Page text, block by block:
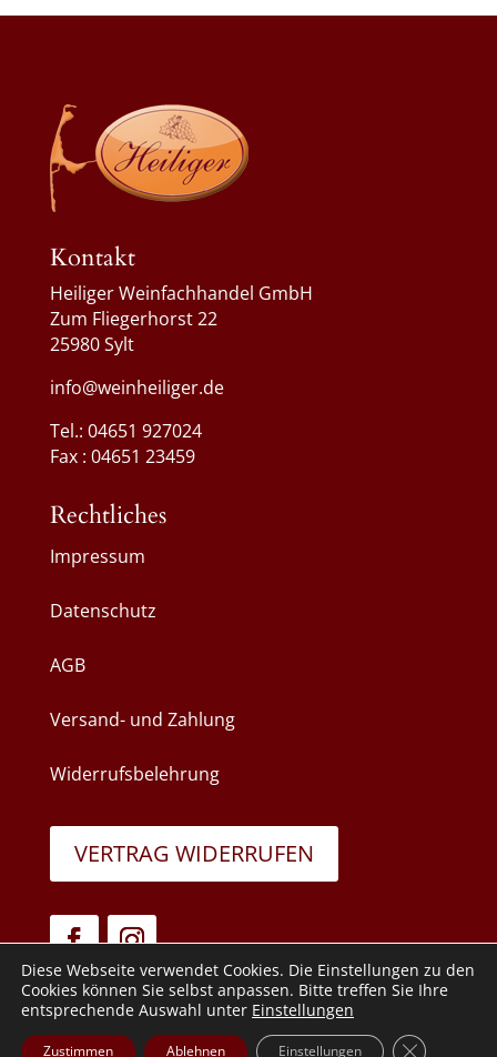
Kontakt
Heiliger Weinfachhandel GmbH
Zum Fliegerhorst 22
25980 Sylt
info@weinheiliger.de
Tel.: 04651 927024
Fax : 04651 23459
Rechtliches
Impressum
Datenschutz
AGB
Versand- und Zahlung
Widerrufsbelehrung
VERTRAG WIDERRUFEN
Diese Webseite verwendet Cookies. Die Einstellungen zu den
Cookies können Sie selbst anpassen. Bitte treffen Sie Ihre
entsprechende Auswahl unter Einstellungen
Zustimmen Ablehnen Einstellungen GDPR